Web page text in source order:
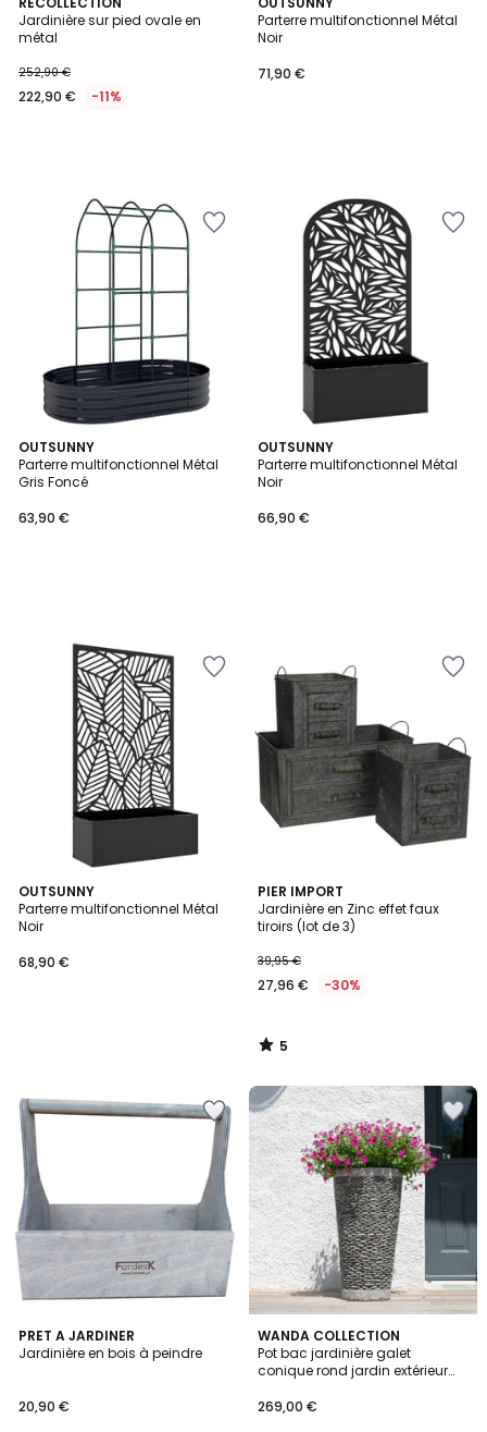
Jardinière sur pied ovale en
métal
252,90 €
222,90 € -11%
Parterre multifonctionnel Métal
Noir
71,90 €
OUTSUNNY
Parterre multifonctionnel Métal
Gris Foncé
63,90 €
OUTSUNNY
Parterre multifonctionnel Métal
Noir
66,90 €
OUTSUNNY
Parterre multifonctionnel Métal
Noir
68,90 €
PIER IMPORT
Jardinière en Zinc effet faux
tiroirs (lot de 3)
39,95 €
27,96 € -30%
5
/
5
5
/
PRET A JARDINER
Jardinière en bois à peindre
20,90 €
WANDA COLLECTION
Pot bac jardinière galet
conique rond jardin extérieur
269,00 €